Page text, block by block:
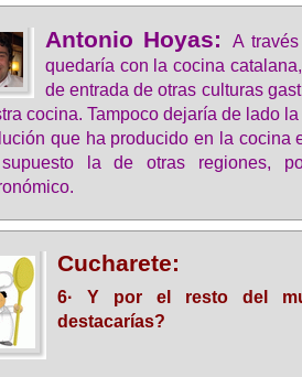
Antonio Hoyas:
A
quedaría con la cocina
de entrada de otras culturas
cocina. Tampoco dejaría de lado
que ha producido en la cocina
la de otras regiones,
Cucharete:
6· Y por el resto del
destacarías?